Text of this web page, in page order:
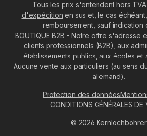
Tous les prix s'entendent hors TVA
d'expédition en sus et, le cas
remboursement, sauf indication
BOUTIQUE B2B - Notre offre s'adresse
clients professionnels (B2B), aux
établissements publics, aux écoles et
Aucune vente aux particuliers (au sens
allemand).
© 2026 Kernlochbohrer
Protection des données
CONDITIONS GÉNÉRALES DE